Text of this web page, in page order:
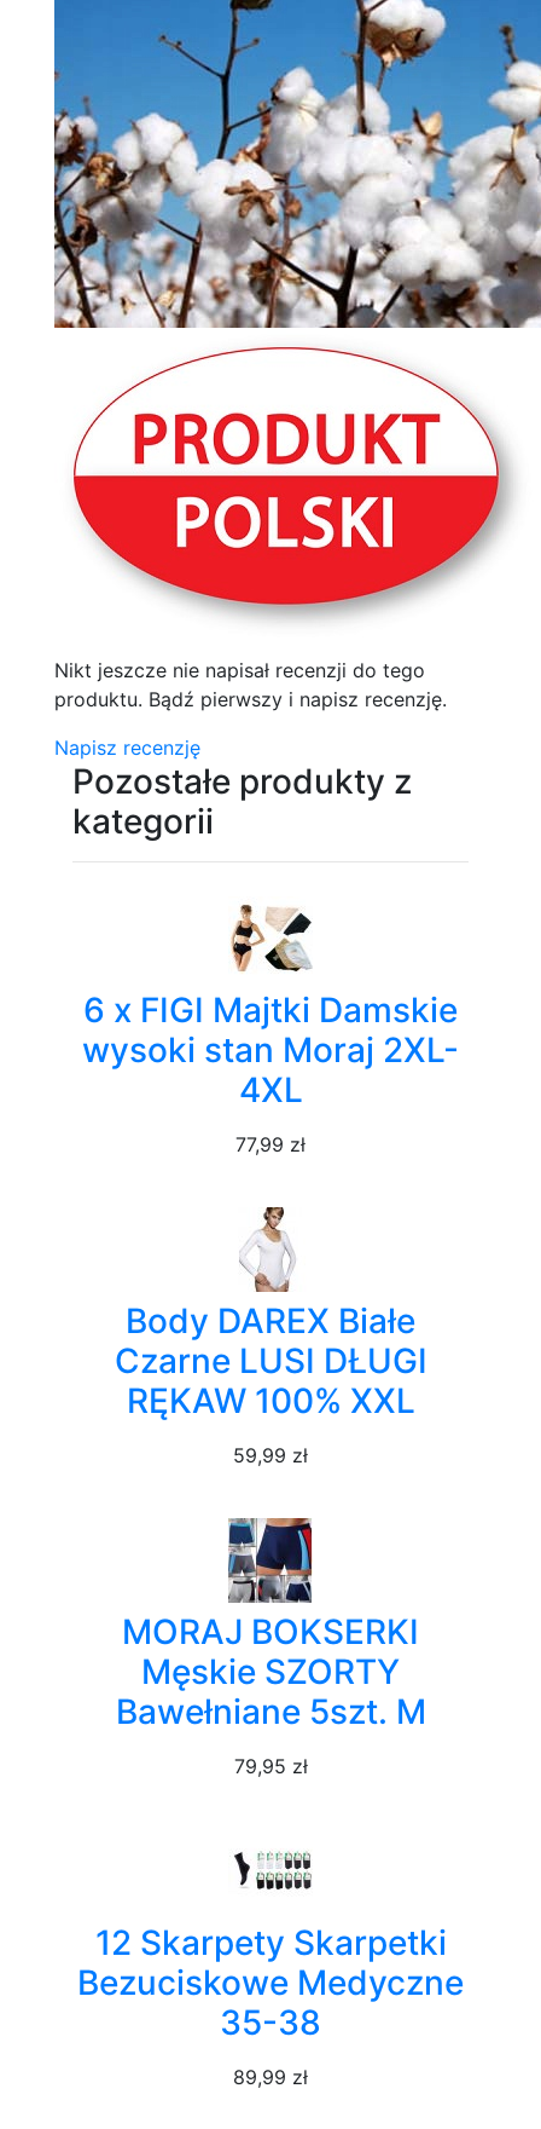
Nikt jeszcze nie napisał recenzji do tego
produktu. Bądź pierwszy i napisz recenzję.
Napisz recenzję
Pozostałe produkty z
kategorii
6 x FIGI Majtki Damskie
wysoki stan Moraj 2XL-
4XL
77,99 zł
Body DAREX Białe
Czarne LUSI DŁUGI
RĘKAW 100% XXL
59,99 zł
MORAJ BOKSERKI
Męskie SZORTY
Bawełniane 5szt. M
79,95 zł
12 Skarpety Skarpetki
Bezuciskowe Medyczne
35-38
89,99 zł